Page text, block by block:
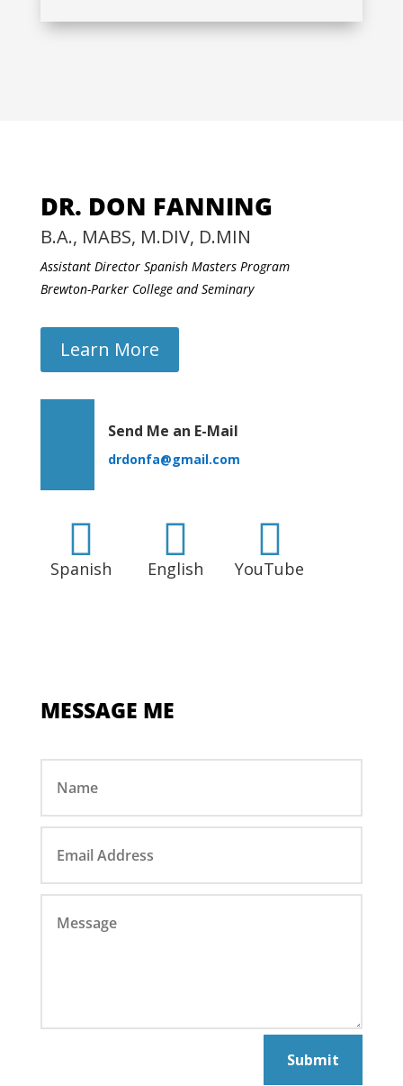
DR. DON FANNING
B.A., MABS, M.DIV, D.MIN
Assistant Director Spanish Masters Program
Brewton-Parker College and Seminary
Learn More
Send Me an E-Mail
drdonfa@gmail.com

Spanish

English

YouTube
MESSAGE ME
Submit